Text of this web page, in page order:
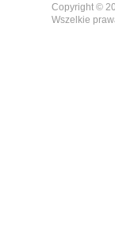
Copyright ©
Wszelkie